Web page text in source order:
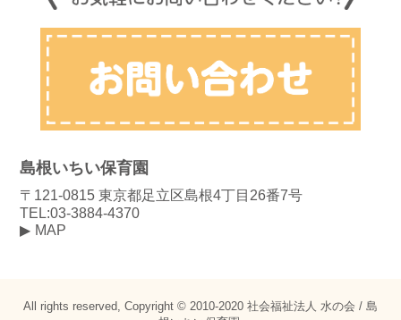
島根いちい保育園
〒121-0815 東京都足立区島根4丁目26番7号
TEL:03-3884-4370
MAP
All rights reserved, Copyright © 2010-2020 社会福祉法人 水の会 / 島